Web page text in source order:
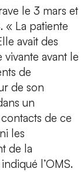
le 3 mars et
« La patiente
avait des
vivante avant le
de
de son
un
de ce
les
de la
l’OMS.